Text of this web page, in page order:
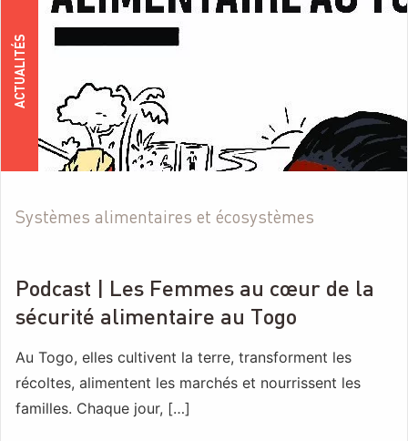
ACTUALITÉS
Systèmes alimentaires et écosystèmes
Podcast | Les Femmes au cœur de la
sécurité alimentaire au Togo
Au Togo, elles cultivent la terre, transforment les
récoltes, alimentent les marchés et nourrissent les
familles. Chaque jour, […]